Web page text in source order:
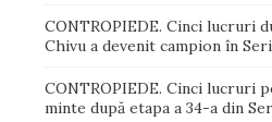
CONTROPIEDE. Cinci lucruri
Chivu a devenit campion în
CONTROPIEDE. Cinci lucruri
minte după etapa a 34-a din